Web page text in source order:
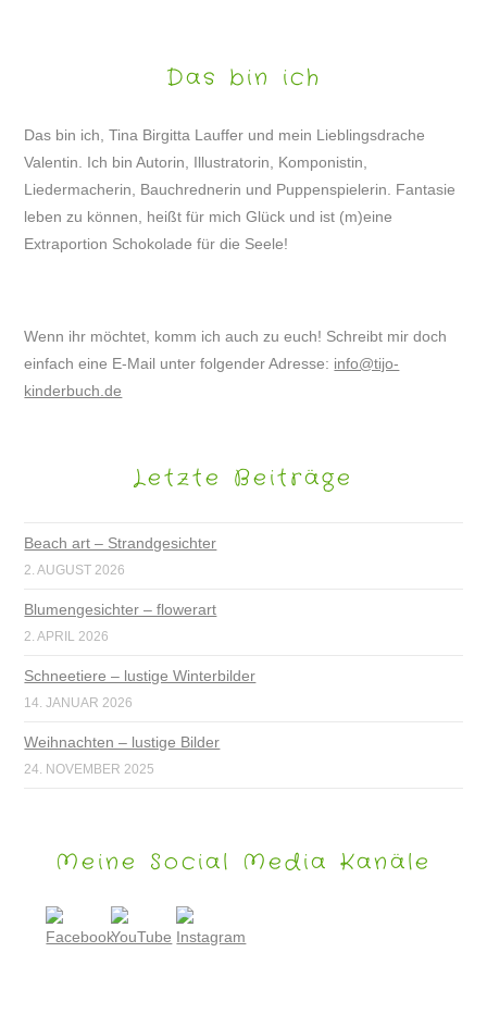
Das bin ich
Das bin ich, Tina Birgitta Lauffer und mein Lieblingsdrache
Valentin. Ich bin Autorin, Illustratorin, Komponistin,
Liedermacherin, Bauchrednerin und Puppenspielerin. Fantasie
leben zu können, heißt für mich Glück und ist (m)eine
Extraportion Schokolade für die Seele!
Wenn ihr möchtet, komm ich auch zu euch! Schreibt mir doch
einfach eine E-Mail unter folgender Adresse: info@tijo-
kinderbuch.de
Letzte Beiträge
Beach art – Strandgesichter
2. AUGUST 2026
Blumengesichter – flowerart
2. APRIL 2026
Schneetiere – lustige Winterbilder
14. JANUAR 2026
Weihnachten – lustige Bilder
24. NOVEMBER 2025
Meine Social Media Kanäle